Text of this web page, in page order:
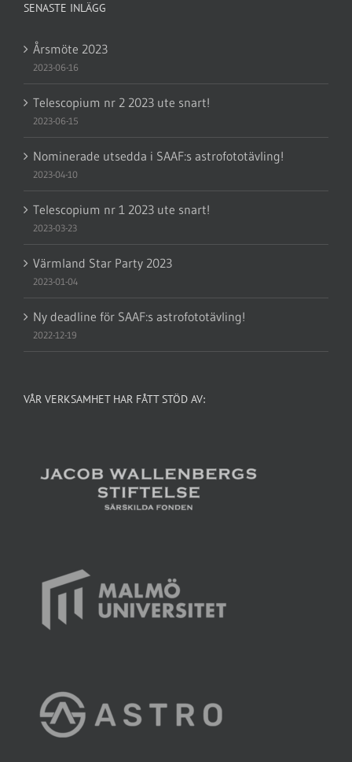
SENASTE INLÄGG
Årsmöte 2023
2023-06-16
Telescopium nr 2 2023 ute snart!
2023-06-15
Nominerade utsedda i SAAF:s astrofototävling!
2023-04-10
Telescopium nr 1 2023 ute snart!
2023-03-23
Värmland Star Party 2023
2023-01-04
Ny deadline för SAAF:s astrofototävling!
2022-12-19
VÅR VERKSAMHET HAR FÅTT STÖD AV: